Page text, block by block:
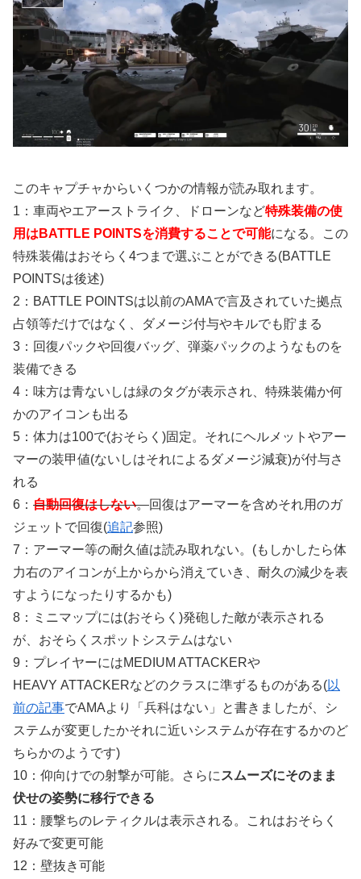
このキャプチャからいくつかの情報が読み取れます。
1：車両やエアーストライク、ドローンなど特殊装備の使
用はBATTLE POINTSを消費することで可能になる。この
特殊装備はおそらく4つまで選ぶことができる(BATTLE
POINTSは後述)
2：BATTLE POINTSは以前のAMAで言及されていた拠点
占領等だけではなく、ダメージ付与やキルでも貯まる
3：回復パックや回復バッグ、弾薬パックのようなものを
装備できる
4：味方は青ないしは緑のタグが表示され、特殊装備か何
かのアイコンも出る
5：体力は100で(おそらく)固定。それにヘルメットやアー
マーの装甲値(ないしはそれによるダメージ減衰)が付与さ
れる
6： 自動回復はしない。回復はアーマーを含めそれ用のガ
ジェットで回復(追記参照)
7：アーマー等の耐久値は読み取れない。(もしかしたら体
力右のアイコンが上からから消えていき、耐久の減少を表
すようになったりするかも)
8：ミニマップには(おそらく)発砲した敵が表示される
が、おそらくスポットシステムはない
9：プレイヤーにはMEDIUM ATTACKERや
HEAVY ATTACKERなどのクラスに準ずるものがある(以
前の記事でAMAより「兵科はない」と書きましたが、シ
ステムが変更したかそれに近いシステムが存在するかのど
ちらかのようです)
10：仰向けでの射撃が可能。さらに スムーズにそのまま
伏せの姿勢に移行できる
11：腰撃ちのレティクルは表示される。これはおそらく
好みで変更可能
12：壁抜き可能